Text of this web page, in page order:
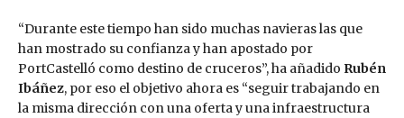
“Durante este tiempo han sido muchas navieras las que
han mostrado su confianza y han apostado por
PortCastelló como destino de cruceros”, ha añadido Rubén
Ibáñez, por eso el objetivo ahora es “seguir trabajando en
la misma dirección con una oferta y una infraestructura